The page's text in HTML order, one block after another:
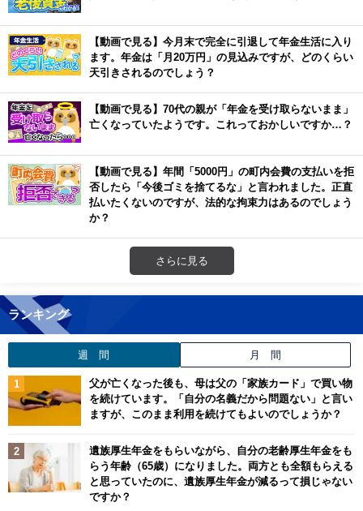
【動画で見る】今月末で完全に引退して年金生活に入り
ます。年金は「月20万円」の見込みですが、どのくらい
天引きされるのでしょう？
【動画で見る】70代の親が「年金を受け取らないまま」
亡くなっていたようです。これっておかしいですか…？
【動画で見る】年間「5000円」の町内会費の支払いを拒
否したら「今後ゴミを捨てるな」と言われました。正直
払いたくないのですが、法的な拘束力はあるのでしょう
か？
さらに見る
ランキング
週 間 月 間
父が亡くなった後も、母は父の「家族カード」で買い物
を続けています。「自分の名義だから問題ない」と言い
ますが、このまま利用を続けてもよいのでしょうか？
遺族厚生年金をもらいながら、自分の老齢厚生年金をも
らう年齢（65歳）になりました。両方とも全額もらえる
と思っていたのに、遺族厚生年金が減るって損じゃない
ですか？